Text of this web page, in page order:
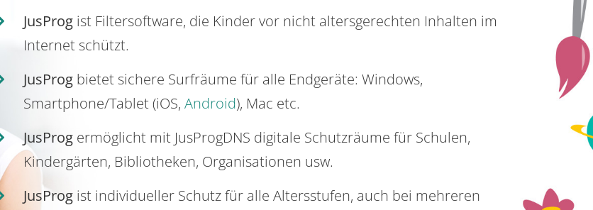
JusProgist Filtersoftware, die Kinder vor nicht altersgerechten Inhalten im
Internet schützt.
JusProgbietet sichere Surfräume für alle Endgeräte: Windows,
Smartphone/Tablet (iOS, Android), Mac etc.
JusProg ermöglicht mit JusProgDNS digitale Schutzräume für Schulen,
Kindergärten, Bibliotheken, Organisationen usw.
JusProgist individueller Schutz für alle Altersstufen, auch bei mehreren